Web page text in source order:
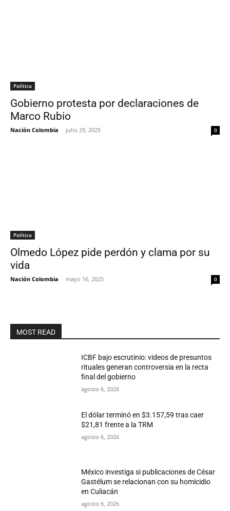
Política
Gobierno protesta por declaraciones de
Marco Rubio
Nación Colombia - julio 29, 2025 0
Política
Olmedo López pide perdón y clama por su
vida
Nación Colombia - mayo 16, 2025 0
MOST READ
ICBF bajo escrutinio: videos de presuntos
rituales generan controversia en la recta
final del gobierno
agosto 6, 2026
El dólar terminó en $3.157,59 tras caer
$21,81 frente a la TRM
agosto 6, 2026
México investiga si publicaciones de César
Gastélum se relacionan con su homicidio
en Culiacán
agosto 6, 2026